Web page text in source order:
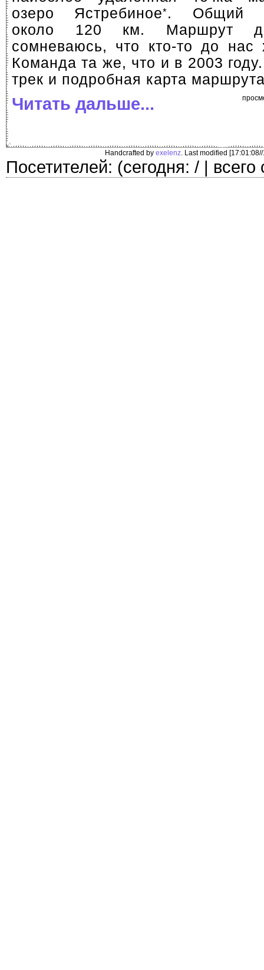
озеро Ястребиное*. Общий
около 120 км. Маршрут
сомневаюсь, что кто-то до нас
Команда та же, что и в 2003
трек и подробная карта
Читать дальше...
Handcrafted by exelenz. Last modified
Посетителей: (сегодня: / |